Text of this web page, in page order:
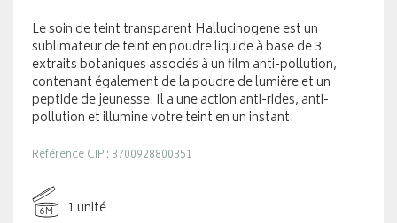
Le soin de teint transparent Hallucinogene est un
sublimateur de teint en poudre liquide à base de 3
extraits botaniques associés à un film anti-pollution,
contenant également de la poudre de lumière et un
peptide de jeunesse. Il a une action anti-rides, anti-
pollution et illumine votre teint en un instant.
Référence CIP : 3700928800351
6M
1 unité